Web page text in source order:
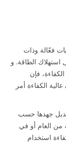
فعّالة وذات
الطاقة. و
عالية الكفاءة أمر
جهدها حسب
من العام أو في
استخدام